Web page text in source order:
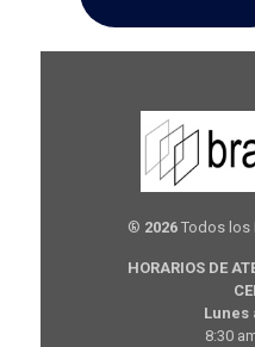
® 2026 Todos los
HORARIOS DE
Lunes
8:30